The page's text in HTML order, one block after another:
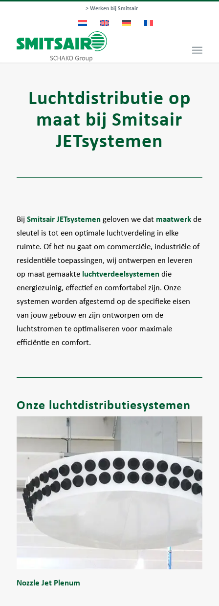
> Werken bij Smitsair
Luchtdistributie op
maat bij Smitsair
JETsystemen
Bij Smitsair JETsystemengeloven we dat maatwerkde
sleutel is tot een optimale luchtverdeling in elke
ruimte. Of het nu gaat om commerciële, industriële of
residentiële toepassingen, wij ontwerpen en leveren
op maat gemaakte luchtverdeelsystemendie
energiezuinig, effectief en comfortabel zijn. Onze
systemen worden afgestemd op de specifieke eisen
van jouw gebouw en zijn ontworpen om de
luchtstromen te optimaliseren voor maximale
efficiëntie en comfort.
Onze luchtdistributiesystemen
Nozzle Jet Plenum